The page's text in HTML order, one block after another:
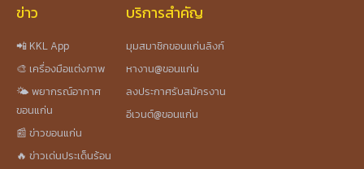
ข่าว
📲 KKL App
🎨 เครื่องมือแต่งภาพ
🌤️ พยากรณ์อากาศ
ขอนแก่น
📰 ข่าวขอนแก่น
🔥 ข่าวเด่นประเด็นร้อน
บริการสำคัญ
มุมสมาชิกขอนแก่นลิงก์
หางาน@ขอนแก่น
ลงประกาศรับสมัครงาน
อีเวนต์@ขอนแก่น